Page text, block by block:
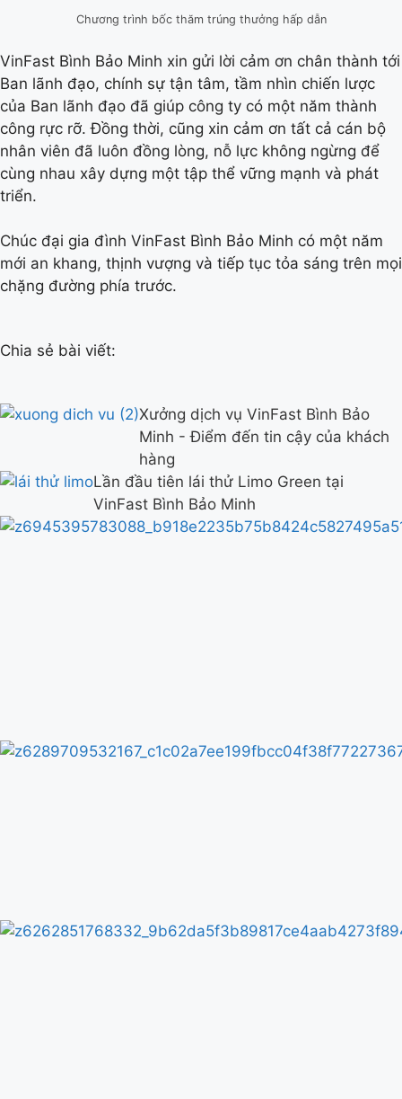
Chương trình bốc thăm trúng thưởng hấp dẫn
VinFast Bình Bảo Minh xin gửi lời cảm ơn chân thành tới
Ban lãnh đạo, chính sự tận tâm, tầm nhìn chiến lược
của Ban lãnh đạo đã giúp công ty có một năm thành
công rực rỡ. Đồng thời, cũng xin cảm ơn tất cả cán bộ
nhân viên đã luôn đồng lòng, nỗ lực không ngừng để
cùng nhau xây dựng một tập thể vững mạnh và phát
triển.
Chúc đại gia đình VinFast Bình Bảo Minh có một năm
mới an khang, thịnh vượng và tiếp tục tỏa sáng trên mọi
chặng đường phía trước.
Chia sẻ bài viết:
Xưởng dịch vụ VinFast Bình Bảo
Minh - Điểm đến tin cậy của khách
hàng
Lần đầu tiên lái thử Limo Green tại
VinFast Bình Bảo Minh